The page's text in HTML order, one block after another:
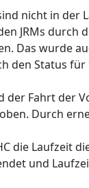
nicht in der
JRMs durch
Das wurde
den Status
der Fahrt der
Durch
die Laufzeit
und